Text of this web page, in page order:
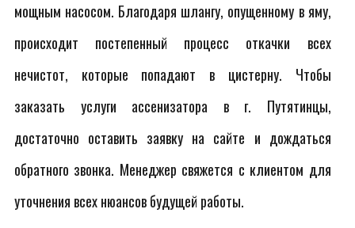
мощным насосом. Благодаря шлангу, опущенному в яму,
происходит постепенный процесс откачки всех
нечистот, которые попадают в цистерну. Чтобы
заказать услуги ассенизатора в г. Путятинцы,
достаточно оставить заявку на сайте и дождаться
обратного звонка. Менеджер свяжется с клиентом для
уточнения всех нюансов будущей работы.